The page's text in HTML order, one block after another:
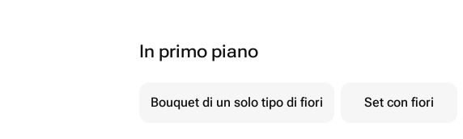
In primo piano
Bouquet di un solo tipo di fiori Set con fiori